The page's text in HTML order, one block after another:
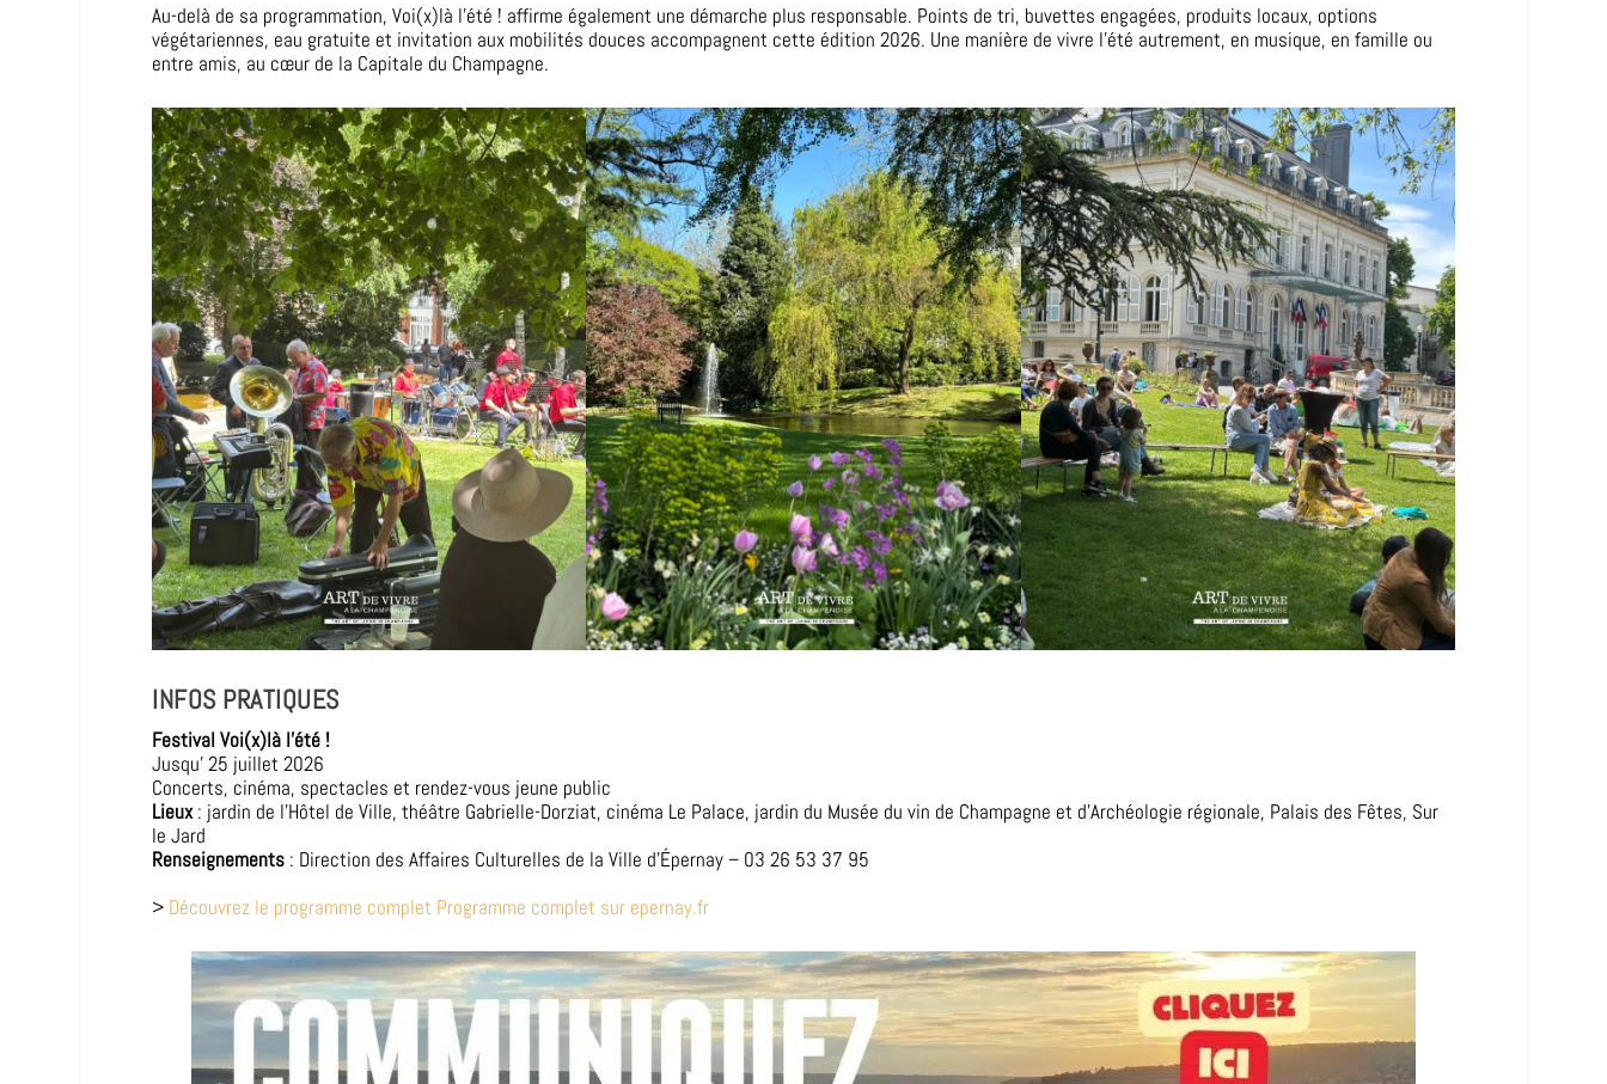
Au-delà de sa programmation, Voi(x)là l’été ! affirme également une démarche plus responsable. Points de tri, buvettes engagées, produits locaux, options
végétariennes, eau gratuite et invitation aux mobilités douces accompagnent cette édition 2026. Une manière de vivre l’été autrement, en musique, en famille ou
entre amis, au cœur de la Capitale du Champagne.
INFOS PRATIQUES
Festival Voi(x)là l’été !
Jusqu’ 25 juillet 2026
Concerts, cinéma, spectacles et rendez-vous jeune public
Lieux: jardin de l’Hôtel de Ville, théâtre Gabrielle-Dorziat, cinéma Le Palace, jardin du Musée du vin de Champagne et d’Archéologie régionale, Palais des Fêtes, Sur
le Jard
Renseignements : Direction des Affaires Culturelles de la Ville d’Épernay – 03 26 53 37 95
> Découvrez le programme complet Programme complet sur epernay.fr